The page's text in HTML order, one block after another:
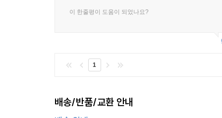
이 한줄평이 도움이 되었나요?
1
배송/반품/교환 안내